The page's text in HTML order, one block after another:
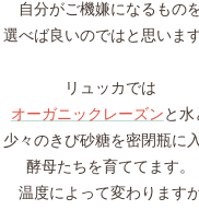
自分がご機嫌になるもの
選べば良いのではと思います
リュッカでは
オーガニックレーズン と水
少々のきび砂糖を密閉瓶に
酵母たちを育ててます。
温度によって変わります